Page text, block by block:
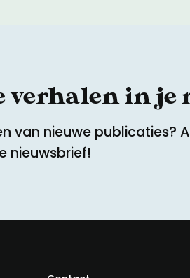
verhalen in je
van nieuwe publicaties?
nieuwsbrief!